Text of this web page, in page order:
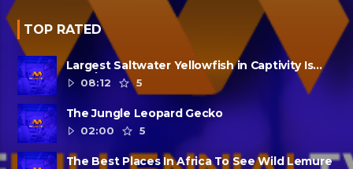
TOP RATED
Largest Saltwater Yellowfish in Captivity Is
Dead
08:12 5
The Jungle Leopard Gecko
02:00
5
The Best Places In Africa To See Wild Lemure